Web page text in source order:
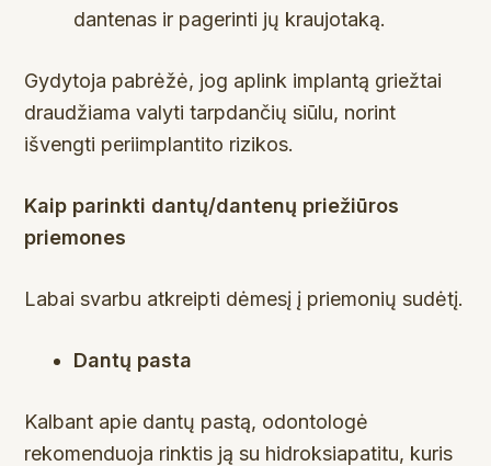
dantenas ir pagerinti jų kraujotaką.
Gydytoja pabrėžė, jog aplink implantą griežtai
draudžiama valyti tarpdančių siūlu, norint
išvengti periimplantito rizikos.
Kaip parinkti dantų/dantenų priežiūros
priemones
Labai svarbu atkreipti dėmesį į priemonių sudėtį.
Dantų pasta
Kalbant apie dantų pastą, odontologė
rekomenduoja rinktis ją su hidroksiapatitu, kuris